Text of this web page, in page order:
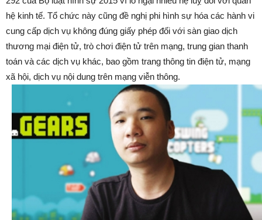
hệ kinh tế. Tổ chức này cũng đề nghị phi hình sự hóa các hành vi
cung cấp dịch vụ không đúng giấy phép đối với sàn giao dịch
thương mại điện tử, trò chơi điện tử trên mạng, trung gian thanh
toán và các dịch vụ khác, bao gồm trang thông tin điện tử, mạng
xã hội, dịch vụ nội dung trên mạng viễn thông.